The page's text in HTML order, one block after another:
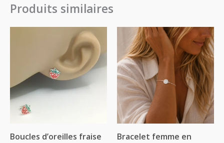
Produits similaires
Boucles d’oreilles fraise
Bracelet femme en